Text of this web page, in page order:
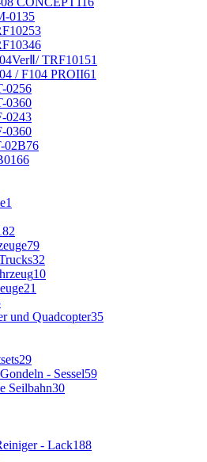
0135
53
46
TRF101 51
/ F104 PROII61
0256
0360
0243
0360
02B76
66
1
79
32
10
21
und Quadcopter35
29
- Sessel59
Seilbahn30
- Lack188